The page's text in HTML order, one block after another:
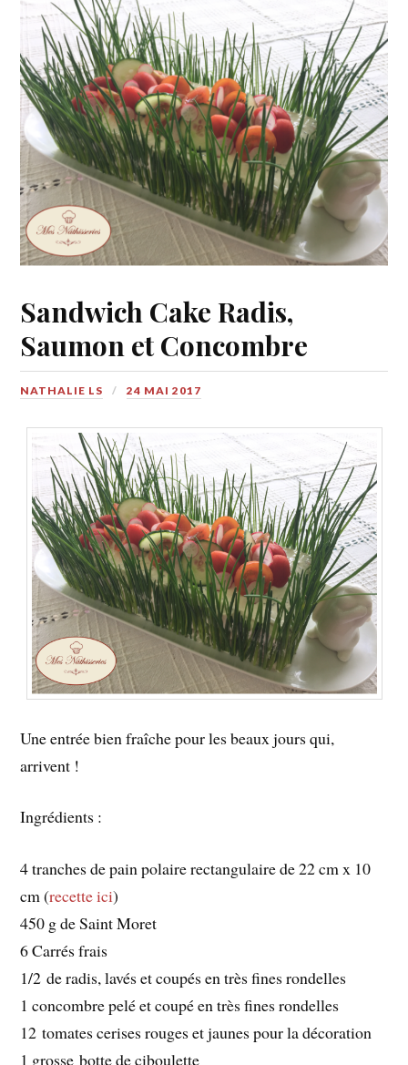
Sandwich Cake Radis,
Saumon et Concombre
NATHALIE LS 24 MAI 2017
Une entrée bien fraîche pour les beaux jours qui,
arrivent !
Ingrédients :
4 tranches de pain polaire rectangulaire de 22 cm x 10
cm (recette ici)
450 g de Saint Moret
6 Carrés frais
1/2 de radis, lavés et coupés en très fines rondelles
1 concombre pelé et coupé en très fines rondelles
12 tomates cerises rouges et jaunes pour la décoration
1 grosse botte de ciboulette